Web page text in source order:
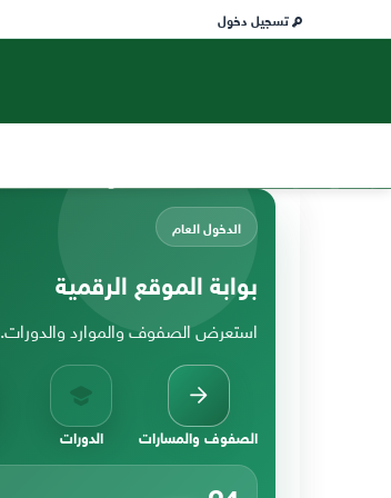
تسجيل دخول
الدخول العام
بوابة الموقع الرقمية
استعرض الصفوف والموارد والدورات.
الصفوف والمسارات الدورات